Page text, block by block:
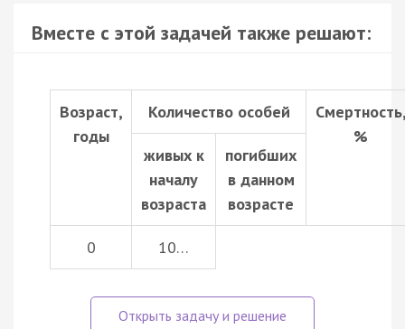
Вместе с этой задачей также решают:
Возраст,
годы
Количество особей
%
живых к
началу
возраста
погибших
в данном
возрасте
0 10…